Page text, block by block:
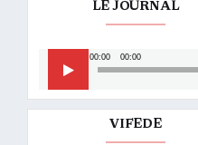
LE JOURNAL
audio
00:00 00:00
VIFEDE